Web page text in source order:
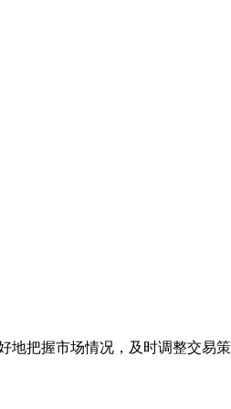
地把握市场情况，及时调整交易